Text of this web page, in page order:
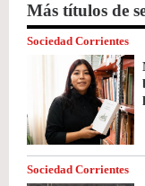
Más títulos de
Sociedad Corrientes
Sociedad Corrientes